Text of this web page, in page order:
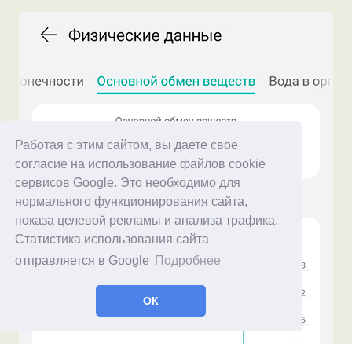
Работая с этим сайтом, вы даете свое
согласие на использование файлов cookie
сервисов Google. Это необходимо для
нормального функционирования сайта,
показа целевой рекламы и анализа трафика.
Статистика использования сайта
отправляется в Google
Подробнее
ОК